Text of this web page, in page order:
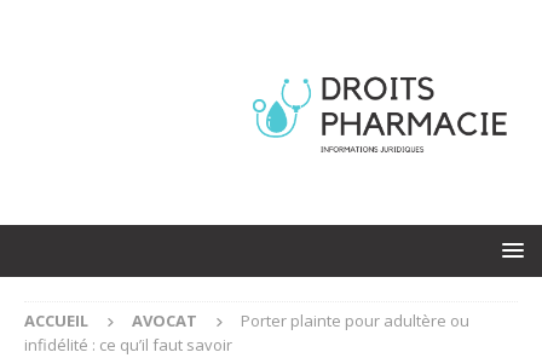
ACCUEIL AVOCAT
Porter plainte pour adultère ou
infidélité : ce qu’il faut savoir